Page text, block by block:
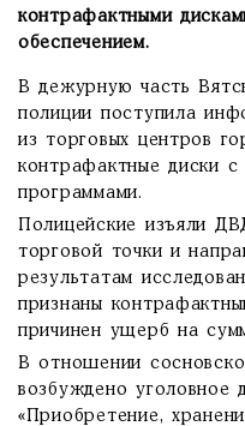
контрафактными
обеспечением.
В дежурную часть
полиции поступила
из торговых центров
контрафактные диски
программами.
Полицейские изъяли
торговой точки и
результатам
признаны
причинен ущерб на
В отношении
возбуждено уголовное
«Приобретение,